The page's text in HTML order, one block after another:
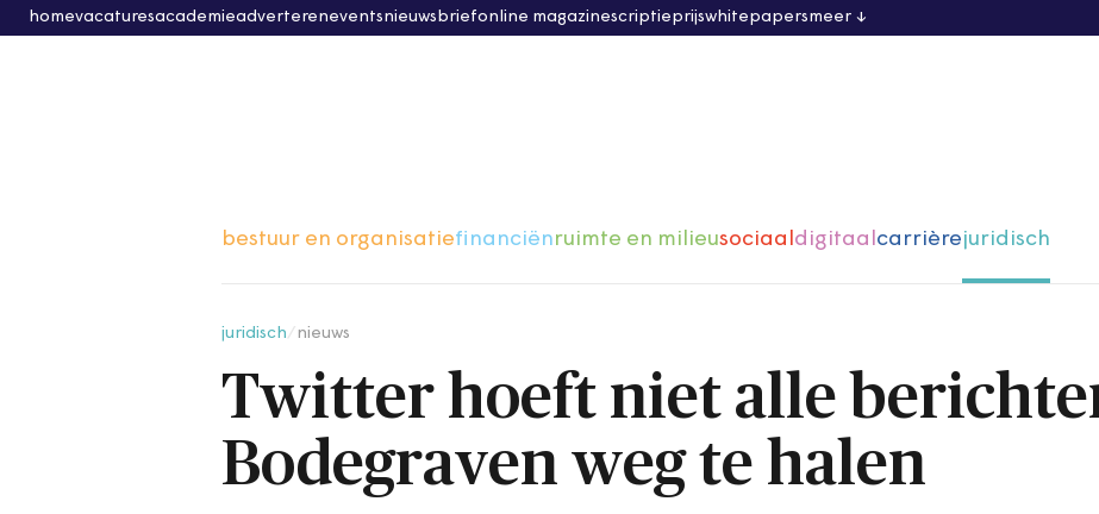
homevacaturesacademieadvertereneventsnieuwsbriefonline magazinescriptieprijswhitepapersmeer
bestuur en organisatiefinanciënruimte en milieusociaaldigitaalcarrièrejuridisch
juridisch nieuws
Twitter hoeft niet alle
Bodegraven weg te halen